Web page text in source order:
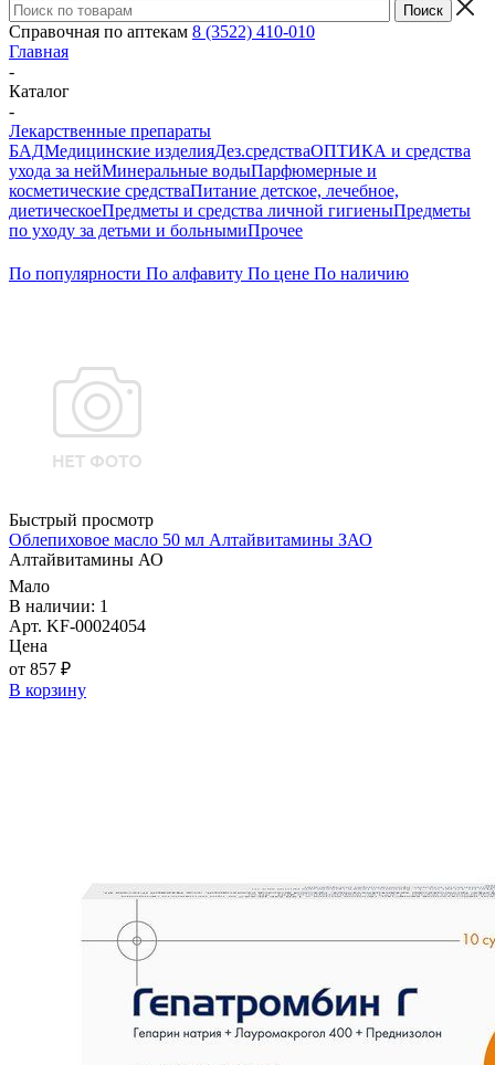
Справочная по аптекам 8 (3522) 410-010
Главная
-
Каталог
-
Лекарственные препараты
БАДМедицинские изделияДез.средстваОПТИКА и средства
ухода за нейМинеральные водыПарфюмерные и
косметические средстваПитание детское, лечебное,
диетическоеПредметы и средства личной гигиеныПредметы
по уходу за детьми и больнымиПрочее
По популярности По алфавиту По цене По наличию
Быстрый просмотр
Облепиховое масло 50 мл Алтайвитамины ЗАО
Алтайвитамины АО
Мало
В наличии: 1
Арт. KF-00024054
Цена
от 857 ₽
В корзину